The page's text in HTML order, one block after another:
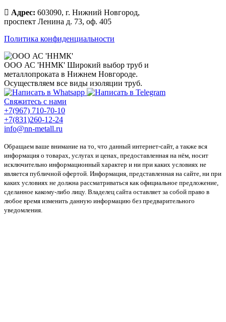
Адрес: 603090, г. Нижний Новгород,
проспект Ленина д. 73, оф. 405
Политика конфиденциальности
ООО АС 'ННМК' Широкий выбор труб и
металлопроката в Нижнем Новгороде.
Осуществляем все виды изоляции труб.
Свяжитесь с нами
+7(967) 710-70-10
+7(831)260-12-24
info@nn-metall.ru
Обращаем ваше внимание на то, что данный интернет-сайт, а также вся
информация о товарах, услугах и ценах, предоставленная на нём, носит
исключительно информационный характер и ни при каких условиях не
является публичной офертой. Информация, представленная на сайте, ни при
каких условиях не должна рассматриваться как официальное предложение,
сделанное какому-либо лицу. Владелец сайта оставляет за собой право в
любое время изменить данную информацию без предварительного
уведомления.